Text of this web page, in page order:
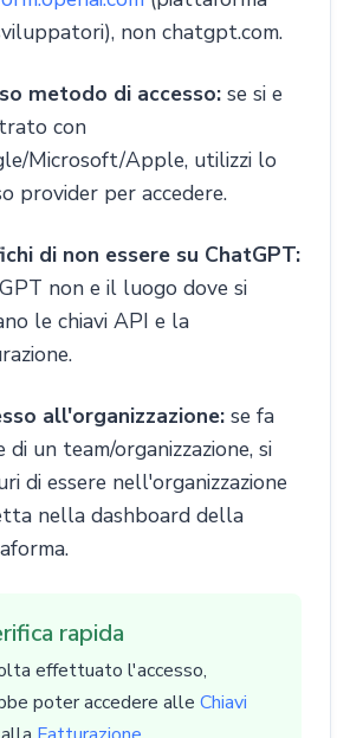
non chatgpt.com.
metodo di accesso: se si e
con
Microsoft/Apple, utilizzi lo
provider per accedere.
di non essere su ChatGPT:
non e il luogo dove si
le chiavi API e la
all'organizzazione: se fa
di un team/organizzazione, si
di essere nell'organizzazione
nella dashboard della
rapida
effettuato l'accesso,
poter accedere alle Chiavi